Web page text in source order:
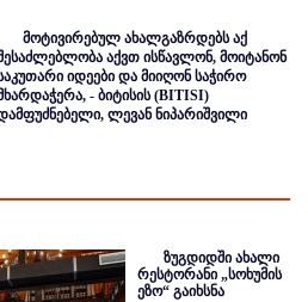
მოტივირებულ ახალგაზრდებს აქ
აქვთ ისწავლონ, მოიტანონ
იდეები და მიიღონ საჭირო
- ბიტისის (BITISI)
ლევან ნიპარიშვილი
ზუგდიდში ახალი
რესტორანი „სოხუმის
ეზო“ გაიხსნა